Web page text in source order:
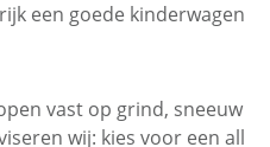
een goede kinderwagen
vast op grind, sneeuw
wij: kies voor een all